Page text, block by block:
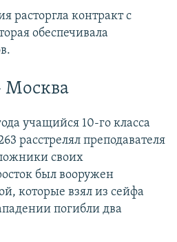
расторгла контракт с
обеспечивала
Москва
учащийся 10-го класса
расстрелял преподавателя
своих
был вооружен
которые взял из сейфа
погибли два